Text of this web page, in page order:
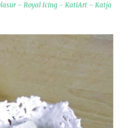
– Royal Icing – KatiArt – Katja